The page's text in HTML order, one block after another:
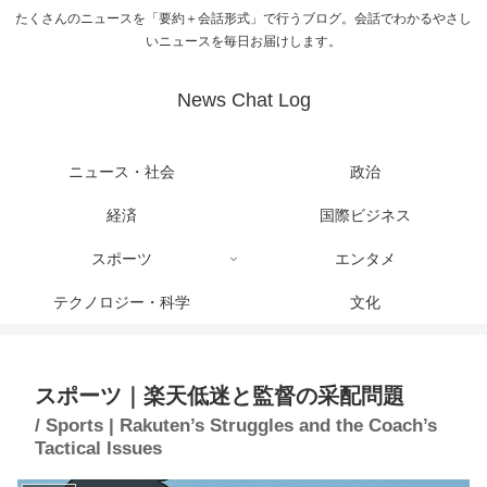
たくさんのニュースを「要約＋会話形式」で行うブログ。会話でわかるやさし
いニュースを毎日お届けします。
News Chat Log
ニュース・社会 政治
経済 国際ビジネス
スポーツ エンタメ
テクノロジー・科学 文化
スポーツ｜楽天低迷と監督の采配問題
/ Sports | Rakuten’s Struggles and the Coach’s
Tactical Issues